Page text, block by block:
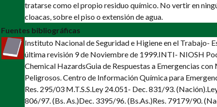
tratarse como el propio residuo químico. No vertir en
cloacas, sobre el piso o extensión de agua.
Fuentes bibliográficas
Instituto Nacional de Seguridad e Higiene en el Trabajo-
última revisión 9 de Noviembre de 1999.INTI- NIOSH
Chemical HazardsGuia de Respuestas a Emergencias
Peligrosos. Centro de Información Química para
Res. 295/03 M.T.S.S.Ley 24.051- Dec. 831/93. (Nación).
806/97. (Bs. As.)Dec. 3395/96. (Bs.As.)Res. 79179/90.